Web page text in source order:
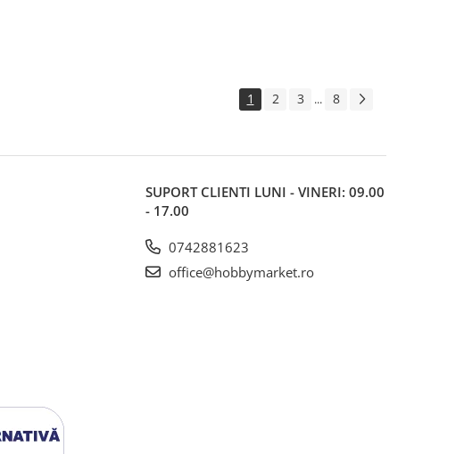
1 2 3 ... 8
SUPORT CLIENTI LUNI - VINERI: 09.00
- 17.00
0742881623
office@hobbymarket.ro